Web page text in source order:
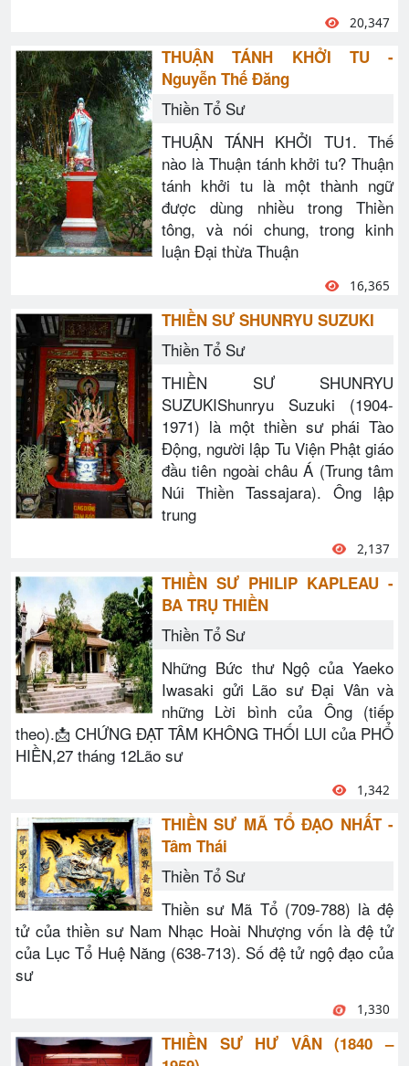
20,347
THUẬN TÁNH KHỞI TU -
Nguyễn Thế Đăng
Thiền Tổ Sư
THUẬN TÁNH KHỞI TU1. Thế
nào là Thuận tánh khởi tu? Thuận
tánh khởi tu là một thành ngữ
được dùng nhiều trong Thiền
tông, và nói chung, trong kinh
luận Đại thừa Thuận
16,365
THIỀN SƯ SHUNRYU SUZUKI
Thiền Tổ Sư
THIỀN SƯ SHUNRYU
SUZUKIShunryu Suzuki (1904-
1971) là một thiền sư phái Tào
Động, người lập Tu Viện Phật giáo
đầu tiên ngoài châu Á (Trung tâm
Núi Thiền Tassajara). Ông lập
trung
2,137
THIỀN SƯ PHILIP KAPLEAU -
BA TRỤ THIỀN
Thiền Tổ Sư
Những Bức thư Ngộ của Yaeko
Iwasaki gửi Lão sư Đại Vân và
những Lời bình của Ông (tiếp
theo).📩 CHỨNG ĐẠT TÂM KHÔNG THỐI LUI của PHỔ
HIỀN,27 tháng 12Lão sư
1,342
THIỀN SƯ MÃ TỔ ĐẠO NHẤT -
Tâm Thái
Thiền Tổ Sư
Thiền sư Mã Tổ (709-788) là đệ
tử của thiền sư Nam Nhạc Hoài Nhượng vốn là đệ tử
của Lục Tổ Huệ Năng (638-713). Số đệ tử ngộ đạo của
sư
1,330
THIỀN SƯ HƯ VÂN (1840 –